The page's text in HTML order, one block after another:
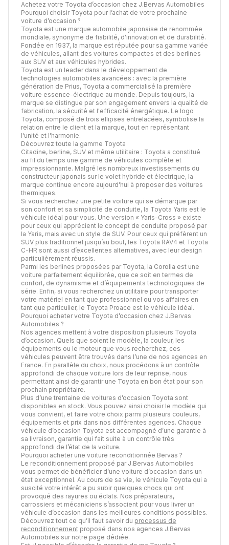
Achetez votre Toyota d’occasion chez J.Bervas Automobiles
Pourquoi choisir Toyota pour l’achat de votre prochaine
voiture d’occasion ?
Toyota est une marque automobile japonaise de renommée
mondiale, synonyme de fiabilité, d'innovation et de durabilité.
Fondée en 1937, la marque est réputée pour sa gamme variée
de véhicules, allant des voitures compactes et des berlines
aux SUV et aux véhicules hybrides.
Toyota est un leader dans le développement de
technologies automobiles avancées : avec la première
génération de Prius, Toyota a commercialisé la première
voiture essence-électrique au monde. Depuis toujours, la
marque se distingue par son engagement envers la qualité de
fabrication, la sécurité et l'efficacité énergétique. Le logo
Toyota, composé de trois ellipses entrelacées, symbolise la
relation entre le client et la marque, tout en représentant
l'unité et l'harmonie.
Découvrez toute la gamme Toyota
Citadine, berline, SUV et même utilitaire : Toyota a constitué
au fil du temps une gamme de véhicules complète et
impressionnante. Malgré les nombreux investissements du
constructeur japonais sur le volet hybride et électrique, la
marque continue encore aujourd’hui à proposer des voitures
thermiques.
Si vous recherchez une petite voiture qui se démarque par
son confort et sa simplicité de conduite, la Toyota Yaris est le
véhicule idéal pour vous. Une version « Yaris-Cross » existe
pour ceux qui apprécient le concept de conduite proposé par
la Yaris, mais avec un style de SUV. Pour ceux qui préfèrent un
SUV plus traditionnel jusqu’au bout, les Toyota RAV4 et Toyota
C-HR sont aussi d’excellentes alternatives, avec leur design
particulièrement réussis.
Parmi les berlines proposées par Toyota, la Corolla est une
voiture parfaitement équilibrée, que ce soit en termes de
confort, de dynamisme et d’équipements technologiques de
série. Enfin, si vous recherchez un utilitaire pour transporter
votre matériel en tant que professionnel ou vos affaires en
tant que particulier, le Toyota Proace est le véhicule idéal.
Pourquoi acheter votre Toyota d’occasion chez J.Bervas
Automobiles ?
Nos agences mettent à votre disposition plusieurs Toyota
d’occasion. Quels que soient le modèle, la couleur, les
équipements ou le moteur que vous recherchez, ces
véhicules peuvent être trouvés dans l’une de nos agences en
France. En parallèle du choix, nous procédons à un contrôle
approfondi de chaque voiture lors de leur reprise, nous
permettant ainsi de garantir une Toyota en bon état pour son
prochain propriétaire.
Plus d’une trentaine de voitures d’occasion Toyota sont
disponibles en stock. Vous pouvez ainsi choisir le modèle qui
vous convient, et faire votre choix parmi plusieurs couleurs,
équipements et prix dans nos différentes agences. Chaque
véhicule d’occasion Toyota est accompagné d’une garantie à
sa livraison, garantie qui fait suite à un contrôle très
approfondi de l’état de la voiture.
Pourquoi acheter une voiture reconditionnée Bervas ?
Le reconditionnement proposé par J.Bervas Automobiles
vous permet de bénéficier d’une voiture d’occasion dans un
état exceptionnel. Au cours de sa vie, le véhicule Toyota qui a
suscité votre intérêt a pu subir quelques chocs qui ont
provoqué des rayures ou éclats. Nos préparateurs,
carrossiers et mécaniciens s’associent pour vous livrer un
véhicule d’occasion dans les meilleures conditions possibles.
Découvrez tout ce qu’il faut savoir du processus de
reconditionnement proposé dans nos agences J.Bervas
Automobiles sur notre page dédiée.